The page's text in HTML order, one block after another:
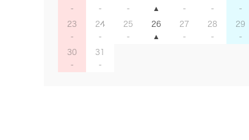
23 24 25 26 27 28 29
30 31